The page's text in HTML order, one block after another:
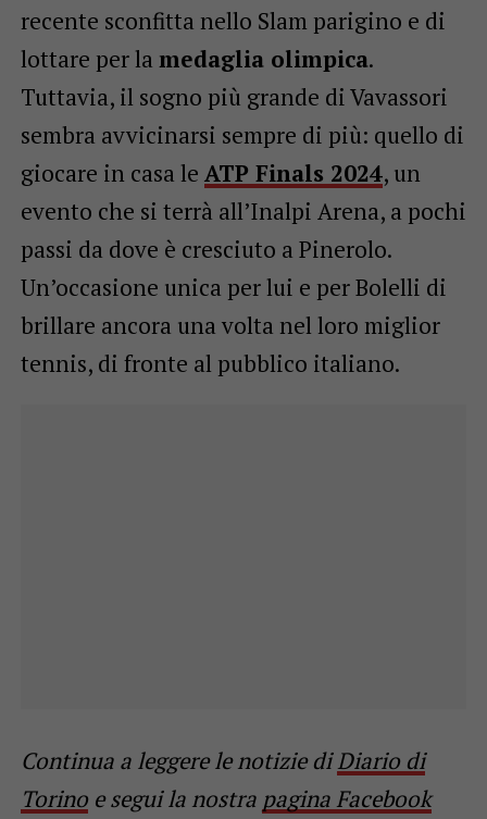
recente sconfitta nello Slam parigino e di
lottare per la medaglia olimpica.
Tuttavia, il sogno più grande di Vavassori
sembra avvicinarsi sempre di più: quello di
giocare in casa le ATP Finals 2024, un
evento che si terrà all’Inalpi Arena, a pochi
passi da dove è cresciuto a Pinerolo.
Un’occasione unica per lui e per Bolelli di
brillare ancora una volta nel loro miglior
tennis, di fronte al pubblico italiano.
Continua a leggere le notizie diDiario di
Torinoe segui la nostra pagina Facebook